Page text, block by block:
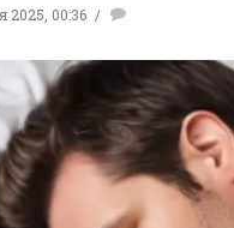
2025, 00:36